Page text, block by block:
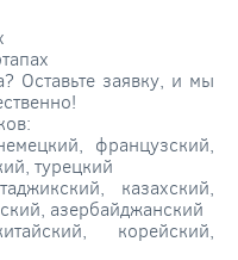
Оставьте заявку, и мы
французский,
турецкий
казахский,
азербайджанский
корейский,